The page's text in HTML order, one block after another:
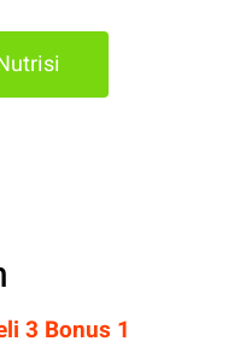
3 Bonus 1